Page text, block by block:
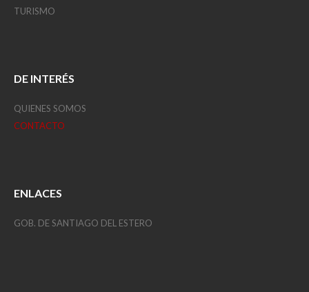
TURISMO
DE INTERÉS
QUIENES SOMOS
CONTACTO
ENLACES
GOB. DE SANTIAGO DEL ESTERO